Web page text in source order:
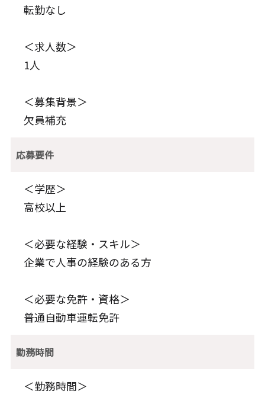
転勤なし
＜求人数＞
1人
＜募集背景＞
欠員補充
応募要件
＜学歴＞
高校以上
＜必要な経験・スキル＞
企業で人事の経験のある方
＜必要な免許・資格＞
普通自動車運転免許
勤務時間
＜勤務時間＞